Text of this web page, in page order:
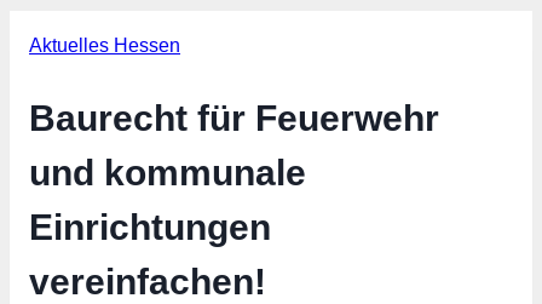
Aktuelles Hessen
Baurecht für Feuerwehr
und kommunale
Einrichtungen
vereinfachen!